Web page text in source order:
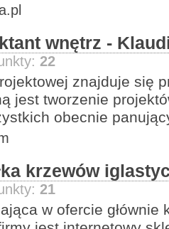
wnętrz -
22
znajduje się
jest tworzenie
obecnie
krzewów
21
w ofercie